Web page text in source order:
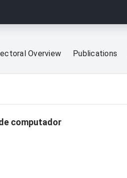
Overview Publications
computador